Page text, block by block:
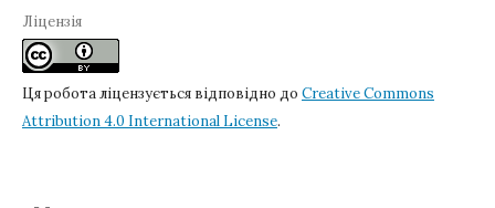
Ліцензія
Ця робота ліцензується відповідно до Creative Commons
Attribution 4.0 International License.